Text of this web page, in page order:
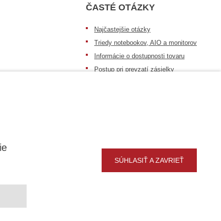
SÚHLASIŤ A ZAVRIEŤ
ČASTÉ OTÁZKY
Najčastejšie otázky
Triedy notebookov, AIO a monitorov
Informácie o dostupnosti tovaru
Postup pri prevzatí zásielky